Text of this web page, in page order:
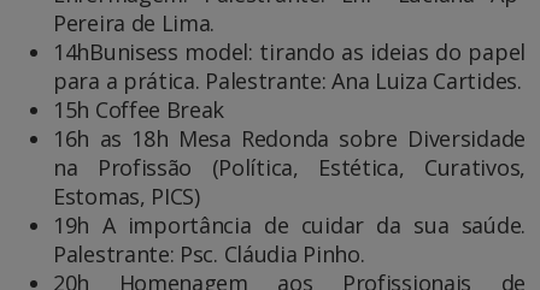
Pereira de Lima.
14hBunisess model: tirando as ideias do papel
para a prática. Palestrante: Ana Luiza Cartides.
15h Coffee Break
16h as 18h Mesa Redonda sobre Diversidade
na Profissão (Política, Estética, Curativos,
Estomas, PICS)
19h A importância de cuidar da sua saúde.
Palestrante: Psc. Cláudia Pinho.
20h Homenagem aos Profissionais de